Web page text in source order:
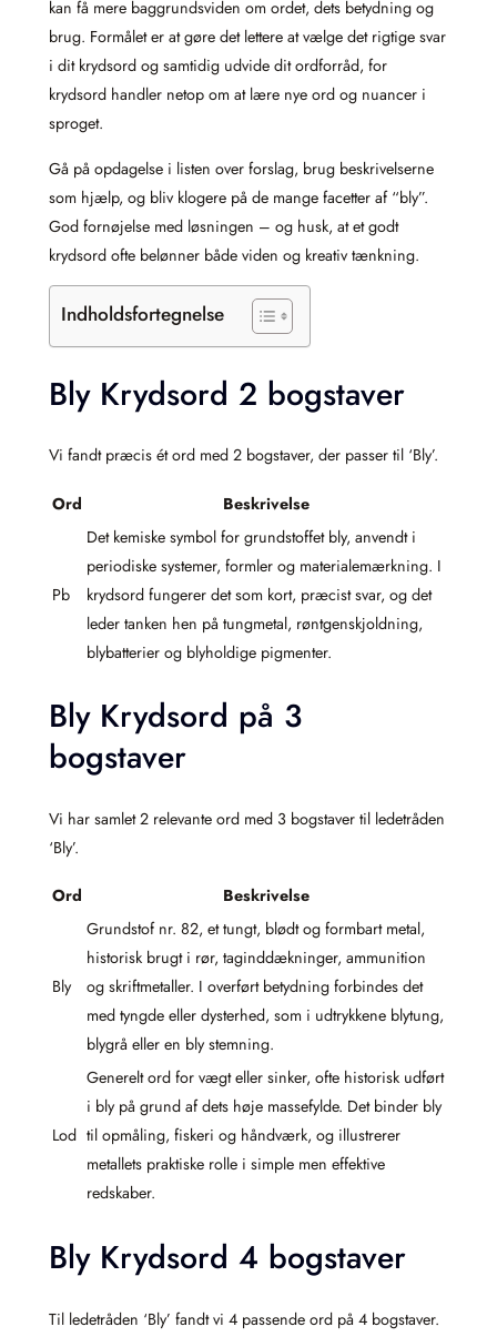
kan få mere baggrundsviden om ordet, dets betydning og
brug. Formålet er at gøre det lettere at vælge det rigtige svar
i dit krydsord og samtidig udvide dit ordforråd, for
krydsord handler netop om at lære nye ord og nuancer i
sproget.
Gå på opdagelse i listen over forslag, brug beskrivelserne
som hjælp, og bliv klogere på de mange facetter af “bly”.
God fornøjelse med løsningen – og husk, at et godt
krydsord ofte belønner både viden og kreativ tænkning.
Indholdsfortegnelse
Bly Krydsord 2 bogstaver
Vi fandt præcis ét ord med 2 bogstaver, der passer til ‘Bly’.
Ord Beskrivelse
Pb
Det kemiske symbol for grundstoffet bly, anvendt i
periodiske systemer, formler og materialemærkning. I
krydsord fungerer det som kort, præcist svar, og det
leder tanken hen på tungmetal, røntgenskjoldning,
blybatterier og blyholdige pigmenter.
Bly Krydsord på 3
bogstaver
Vi har samlet 2 relevante ord med 3 bogstaver til ledetråden
‘Bly’.
Ord Beskrivelse
Bly
Grundstof nr. 82, et tungt, blødt og formbart metal,
historisk brugt i rør, taginddækninger, ammunition
og skriftmetaller. I overført betydning forbindes det
med tyngde eller dysterhed, som i udtrykkene blytung,
blygrå eller en bly stemning.
Lod
Generelt ord for vægt eller sinker, ofte historisk udført
i bly på grund af dets høje massefylde. Det binder bly
til opmåling, fiskeri og håndværk, og illustrerer
metallets praktiske rolle i simple men effektive
redskaber.
Bly Krydsord 4 bogstaver
Til ledetråden ‘Bly’ fandt vi 4 passende ord på 4 bogstaver.